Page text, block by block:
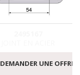
DEMANDER UNE OFFRE